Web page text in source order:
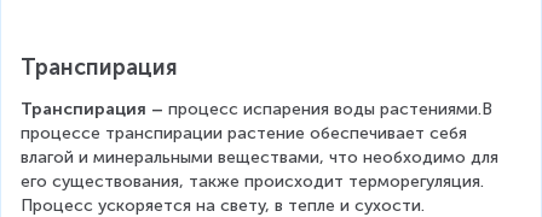
Транспирация
Транспирация – процесс испарения воды растениями.В
процессе транспирации растение обеспечивает себя
влагой и минеральными веществами, что необходимо для
его существования, также происходит терморегуляция.
Процесс ускоряется на свету, в тепле и сухости.